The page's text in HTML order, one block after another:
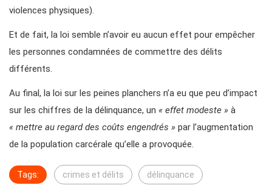
violences physiques).
Et de fait, la loi semble n’avoir eu aucun effet pour empêcher
les personnes condamnées de commettre des délits
différents.
Au final, la loi sur les peines planchers n’a eu que peu d’impact
sur les chiffres de la délinquance, un « effet modeste » à
« mettre au regard des coûts engendrés » par l’augmentation
de la population carcérale qu’elle a provoquée.
Tags: crimes et délits délinquance